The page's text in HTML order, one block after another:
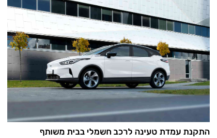
התקנת עמדת טעינה לרכב חשמלי בבית משותף